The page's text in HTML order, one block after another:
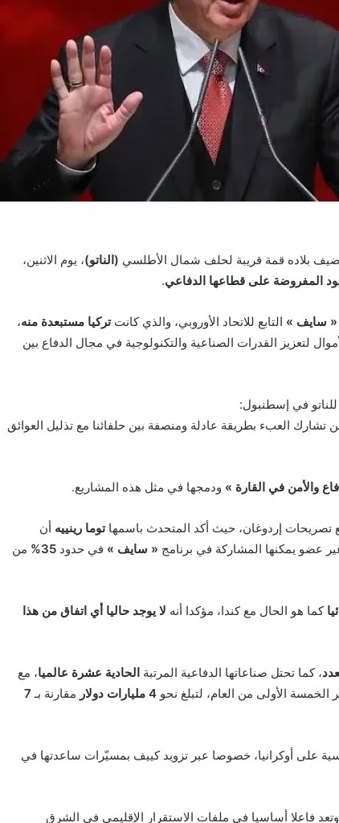
بلاده قمة قريبة لحلف شمال الأطلسي (الناتو)، يوم الاثنين،
المفروضة على قطاعها الدفاعي.
« سايف » التابع للاتحاد الأوروبي، والذي كانتتركيا مستبعدة منه،
لتعزيز القدرات الصناعية والتكنولوجية في مجال الدفاع بين
في إسطنبول:
تشارك العبء بطريقة عادلة ومنصفة بين حلفائنا مع تذليل العوائق
والأمن في القارة » ودمجها في مثل هذه المشاريع.
تصريحات إردوغان، حيث أكد المتحدث باسمهاتوما رينييه أن
عضو يمكنها المشاركة في برنامج « سايف » في حدود 35%
من
كما هو الحال مع كندا، مؤكدا أنه لا يوجد حاليا أي اتفاق من هذا
، كما تحتل صناعاتها الدفاعية المرتبة الحادية عشرة عالميا، مع
الخمسة الأولى من العام، لتبلغ نحو 4 مليارات دولار مقارنة بـ 7
على أوكرانيا، خصوصا عبر تزويد كييف بمسيّرات ساعدتها في
فاعلا أساسيا في ملفات الاستقرار الإقليمي في الشرق